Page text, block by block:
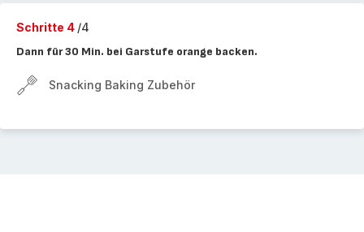
Schritte 4 /4
Dann für 30 Min. bei Garstufe orange backen.
Snacking Baking Zubehör